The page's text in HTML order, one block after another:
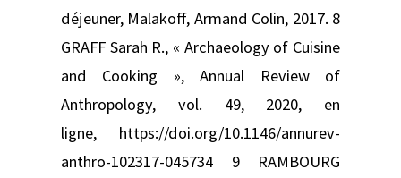
déjeuner, Malakoff, Armand Colin, 2017. 8
GRAFF Sarah R., « Archaeology of Cuisine
and Cooking », Annual Review of
Anthropology, vol. 49, 2020, en
ligne, https://doi.org/10.1146/annurev-
anthro-102317-045734 9 RAMBOURG